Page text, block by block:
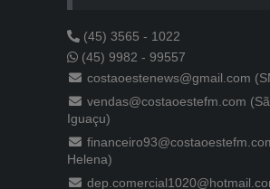
(45) 3565 - 1022
(45) 9982 - 99557
costaoestenews@gmail.com
vendas@costaoestefm.com
Iguaçu)
Helena)